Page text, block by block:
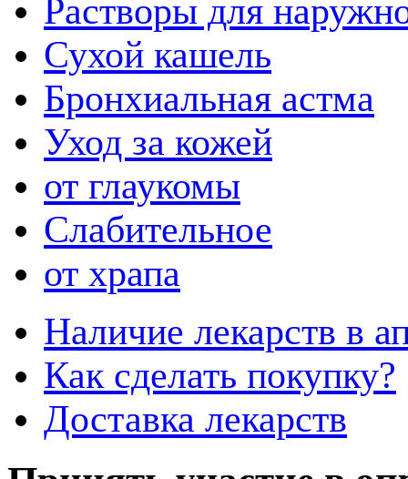
Растворы для
Сухой кашель
Бронхиальная астма
Уход за кожей
от глаукомы
Слабительное
от храпа
Наличие лекарств в
Как сделать покупку?
Доставка лекарств